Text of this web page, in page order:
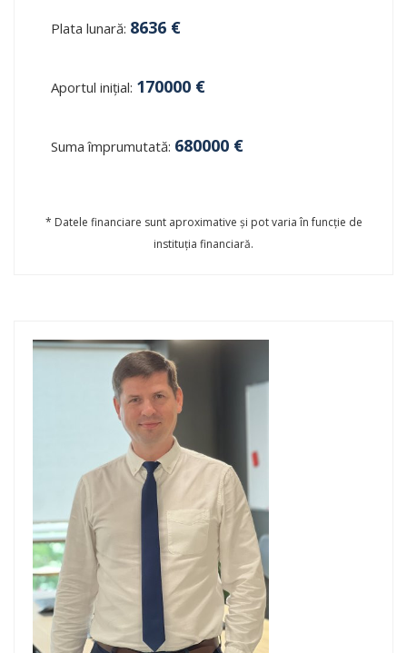
Plata lunară: 8636 €
Aportul inițial: 170000 €
Suma împrumutată: 680000 €
* Datele financiare sunt aproximative și pot varia în funcție de
instituția financiară.